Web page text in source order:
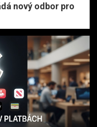
nový odbor pro